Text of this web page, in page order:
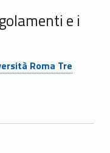
e i
Roma Tre